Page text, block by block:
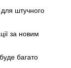
штучного
за новим
багато